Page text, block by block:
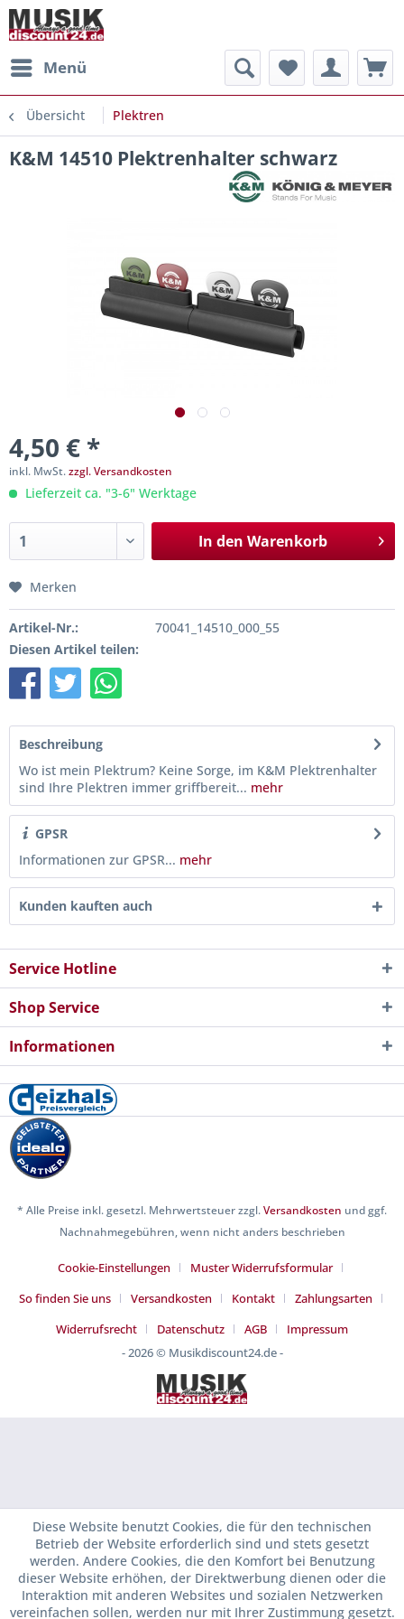
Menü
Übersicht Plektren
K&M 14510 Plektrenhalter schwarz
4,50 € *
inkl. MwSt.zzgl. Versandkosten
Lieferzeit ca. "3-6" Werktage
In den Warenkorb
Merken
Artikel-Nr.:
70041_14510_000_55
Diesen Artikel teilen:
Beschreibung
Wo ist mein Plektrum? Keine Sorge, im K&M Plektrenhalter
sind Ihre Plektren immer griffbereit... mehr
GPSR
Informationen zur GPSR... mehr
Kunden kauften auch
Service Hotline
Shop Service
Informationen
* Alle Preise inkl. gesetzl. Mehrwertsteuer zzgl.Versandkosten und ggf.
Nachnahmegebühren, wenn nicht anders beschrieben
Cookie-Einstellungen
Muster Widerrufsformular
So finden Sie uns
Versandkosten Kontakt
Zahlungsarten
Widerrufsrecht
Datenschutz AGB
Impressum
- 2026 © Musikdiscount24.de -
Diese Website benutzt Cookies, die für den technischen
Betrieb der Website erforderlich sind und stets gesetzt
werden. Andere Cookies, die den Komfort bei Benutzung
dieser Website erhöhen, der Direktwerbung dienen oder die
Interaktion mit anderen Websites und sozialen Netzwerken
vereinfachen sollen, werden nur mit Ihrer Zustimmung gesetzt.